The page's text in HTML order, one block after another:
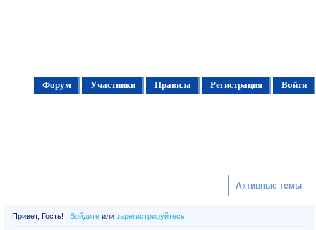
Форум Участники Правила Регистрация Войти
Активные темы
Привет, Гость! Войдитеили зарегистрируйтесь.